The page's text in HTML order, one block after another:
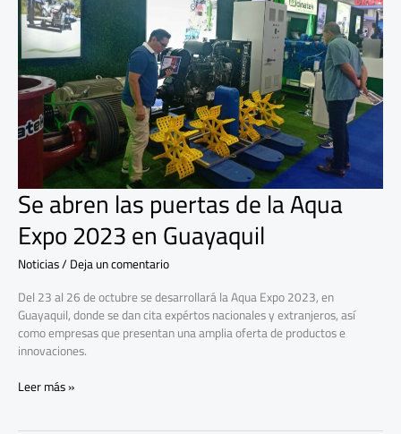
Se abren las puertas de la Aqua
Expo 2023 en Guayaquil
Noticias/Deja un comentario
Del 23 al 26 de octubre se desarrollará la Aqua Expo 2023, en
Guayaquil, donde se dan cita expértos nacionales y extranjeros, así
como empresas que presentan una amplia oferta de productos e
innovaciones.
la
Aqua
Expo
2023
en
Guayaquil
Leer más »